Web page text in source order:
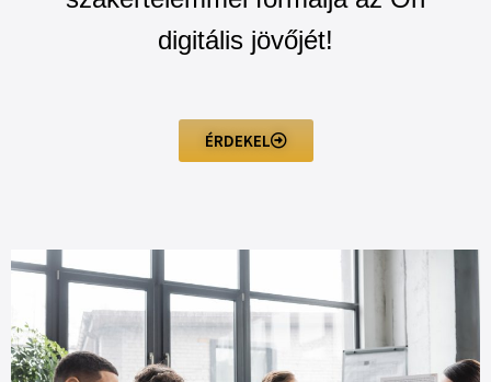
digitális jövőjét!
ÉRDEKEL